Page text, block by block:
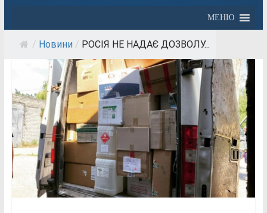
МЕНЮ
/ Новини / РОСІЯ НЕ НАДАЄ ДОЗВОЛУ...